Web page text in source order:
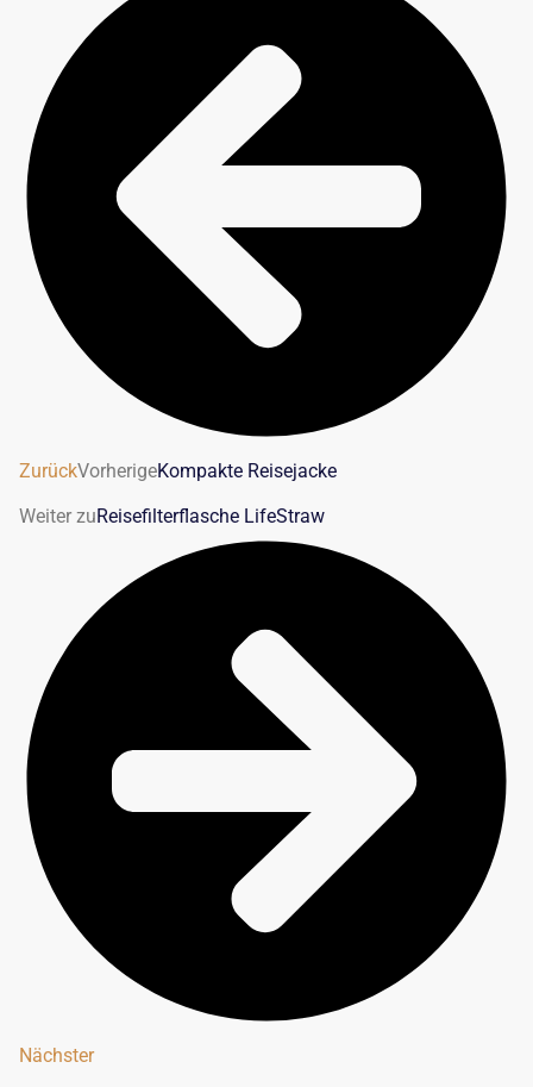
ZurückVorherigeKompakte Reisejacke
Weiter zuReisefilterflasche LifeStraw
Nächster